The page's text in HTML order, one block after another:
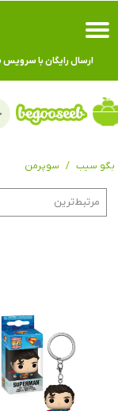
حساب کاربری من
تغییر گذر واژه
سفارشات
ارسال رایگان با سرویس
بگو سیب سوپرمن
مرتبط‌ترین